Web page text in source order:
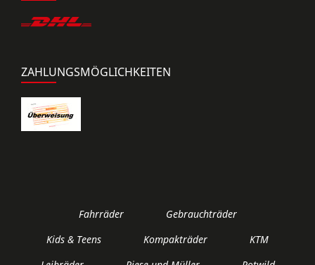
ZAHLUNGSMÖGLICHKEITEN
Fahrräder
Gebrauchträder
Kids & Teens
Kompakträder
KTM